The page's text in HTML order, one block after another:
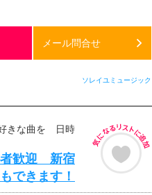
メール問合せ
ソレイユミュージック
きな曲を 日時
者歓迎 新宿
できます！